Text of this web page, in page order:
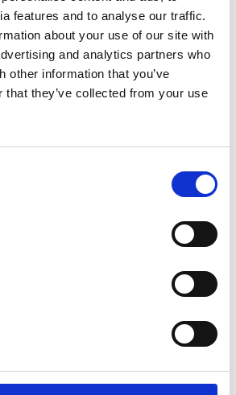
features and to analyse our traffic.
about your use of our site with
and analytics partners who
other information that you’ve
that they’ve collected from your use
diensten heeft de consument de
overeenkomst zonder opgave van
gedurende ten minste 14 dagen,
richten naar de door de ondernemer bij
uiterlijk bij de levering ter zake
komen de kosten van terugzending
bedrag exclusief transactie- en
spoedig mogelijk, doch uiterlijk binnen